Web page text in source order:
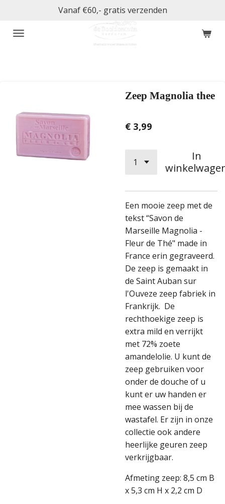
naar
Vanaf €60,- gratis verzenden
Zeep Magnolia thee
€ 3,99
In
Een mooie zeep met de
tekst “Savon de
Marseille Magnolia -
Fleur de Thé" made in
France erin gegraveerd.
De zeep is gemaakt in
de Saint Auban sur
l'Ouveze zeep fabriek in
Frankrijk. De
rechthoekige zeep is
extra mild en verrijkt
met 72% zoete
amandelolie. U kunt de
zeep gebruiken voor
onder de douche of u
kunt er uw handen er
mee wassen bij de
wastafel. Er zijn in onze
collectie ook andere
heerlijke geuren zeep
verkrijgbaar.
Afmeting zeep: 8,5 cm B
x 5,3 cm H x 2,2 cm D